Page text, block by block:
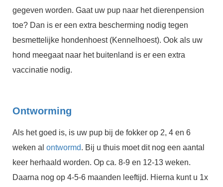
gegeven worden. Gaat uw pup naar het dierenpension
toe? Dan is er een extra bescherming nodig tegen
besmettelijke hondenhoest (Kennelhoest). Ook als uw
hond meegaat naar het buitenland is er een extra
vaccinatie nodig.
Ontworming
Als het goed is, is uw pup bij de fokker op 2, 4 en 6
weken al ontwormd. Bij u thuis moet dit nog een aantal
keer herhaald worden. Op ca. 8-9 en 12-13 weken.
Daarna nog op 4-5-6 maanden leeftijd. Hierna kunt u 1x